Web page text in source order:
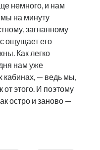
немного, и нам
на минуту
загнанному
ощущает его
Как легко
нам уже
кабинах, — ведь мы,
этого. И поэтому
остро и заново —